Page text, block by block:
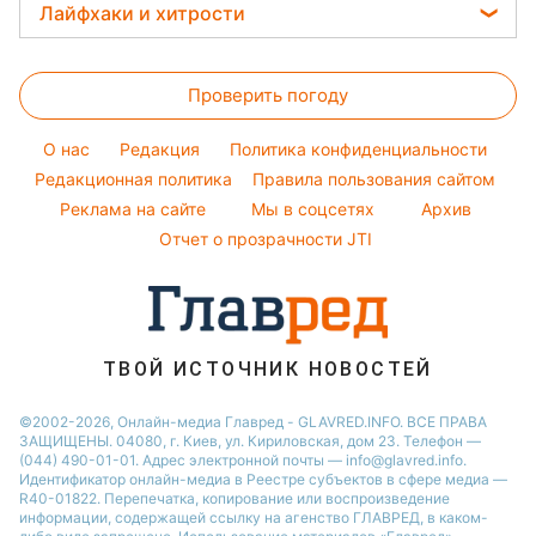
Новости Полтавы
Новости Сум
Новости Черкассы
Настя Каменских
Виталий Козловский
София Ротару
Ольга Сумская
Филипп Киркоров
Легкие десерты
Праздничное меню
Оптические иллюзии
Народные приметы
Все о шоу-бизнесе
Прогноз погоды
Магнитные бури
Погода на сегодня
Погода на завтра
Пылевая буря
Лайфхаки и хитрости
Стирка
Авто
Комнатные растения
Проверить погоду
O нас Редакция
Политика конфиденциальности
Редакционная политика
Правила пользования сайтом
Реклама на сайте
Мы в соцсетях
Архив
Отчет о прозрачности JTI
ТВОЙ ИСТОЧНИК НОВОСТЕЙ
©2002-2026, Онлайн-медиа Главред - GLAVRED.INFO. ВСЕ ПРАВА
ЗАЩИЩЕНЫ. 04080, г. Киев, ул. Кириловская, дом 23. Телефон —
(044) 490-01-01. Адрес электронной почты — info@glavred.info.
Идентификатор онлайн-медиа в Реестре cубъектов в сфере медиа —
R40-01822. Перепечатка, копирование или воспроизведение
информации, содержащей ссылку на агенство ГЛАВРЕД, в каком-